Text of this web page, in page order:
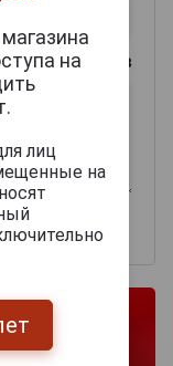
из 2000 знаков
на
лиц
на